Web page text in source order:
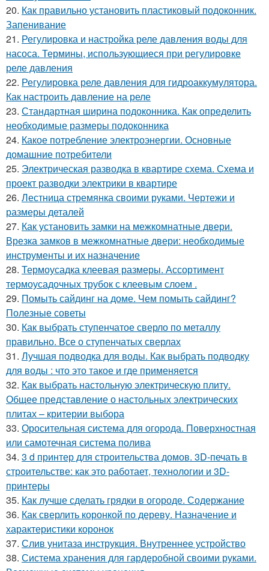
20. Как правильно установить пластиковый подоконник.
Запенивание
21. Регулировка и настройка реле давления воды для
насоса. Термины, использующиеся при регулировке
реле давления
22. Регулировка реле давления для гидроаккумулятора.
Как настроить давление на реле
23. Стандартная ширина подоконника. Как определить
необходимые размеры подоконника
24. Какое потребление электроэнергии. Основные
домашние потребители
25. Электрическая разводка в квартире схема. Схема и
проект разводки электрики в квартире
26. Лестница стремянка своими руками. Чертежи и
размеры деталей
27. Как установить замки на межкомнатные двери.
Врезка замков в межкомнатные двери: необходимые
инструменты и их назначение
28. Термоусадка клеевая размеры. Ассортимент
термоусадочных трубок с клеевым слоем .
29. Помыть сайдинг на доме. Чем помыть сайдинг?
Полезные советы
30. Как выбрать ступенчатое сверло по металлу
правильно. Все о ступенчатых сверлах
31. Лучшая подводка для воды. Как выбрать подводку
для воды : что это такое и где применяется
32. Как выбрать настольную электрическую плиту.
Общее представление о настольных электрических
плитах – критерии выбора
33. Оросительная система для огорода. Поверхностная
или самотечная система полива
34. 3 d принтер для строительства домов. 3D-печать в
строительстве: как это работает, технологии и 3D-
принтеры
35. Как лучше сделать грядки в огороде. Содержание
36. Как сверлить коронкой по дереву. Назначение и
характеристики коронок
37. Слив унитаза инструкция. Внутреннее устройство
38. Система хранения для гардеробной своими руками.